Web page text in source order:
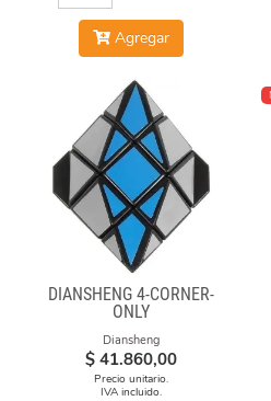
Agregar
DIANSHENG 4-CORNER-
ONLY
Diansheng
$ 41.860,00
Precio unitario.
IVA incluido.